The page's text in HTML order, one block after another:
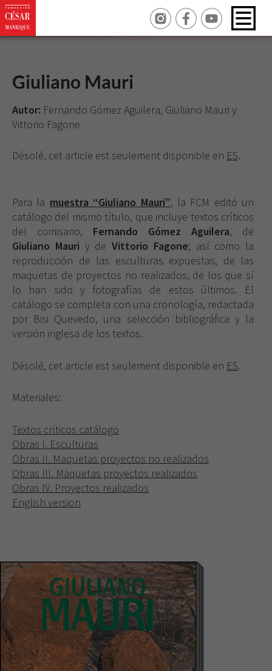
Giuliano Mauri
Autor: Fernando Gómez Aguilera, Giuliano Mauri y
Vittorio Fagone
Désolé, cet article est seulement disponible en ES.
Para la muestra “Giuliano Mauri”, la FCM editó un
catálogo del mismo título, que incluye textos críticos
del comisario, Fernando Gómez Aguilera, de
Giuliano Mauri y de Vittorio Fagone; así como la
reproducción de las esculturas expuestas, de las
maquetas de proyectos no realizados, de los que sí
lo han sido y fotografías de estos últimos. El
catálogo se completa con una cronología, redactada
por Bisi Quevedo, una selección bibliográfica y la
versión inglesa de los textos.
Désolé, cet article est seulement disponible en ES.
Materiales:
Textos críticos catálogo
Obras I. Esculturas
Obras II. Maquetas proyectos no realizados
Obras III. Maquetas proyectos realizados
Obras IV. Proyectos realizados
English version